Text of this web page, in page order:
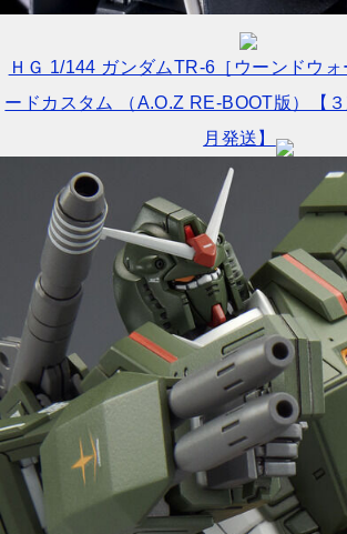
ＨＧ 1/144 ガンダムTR-6［ウーンドウ
ードカスタム （A.O.Z RE-BOOT版）【
月発送】